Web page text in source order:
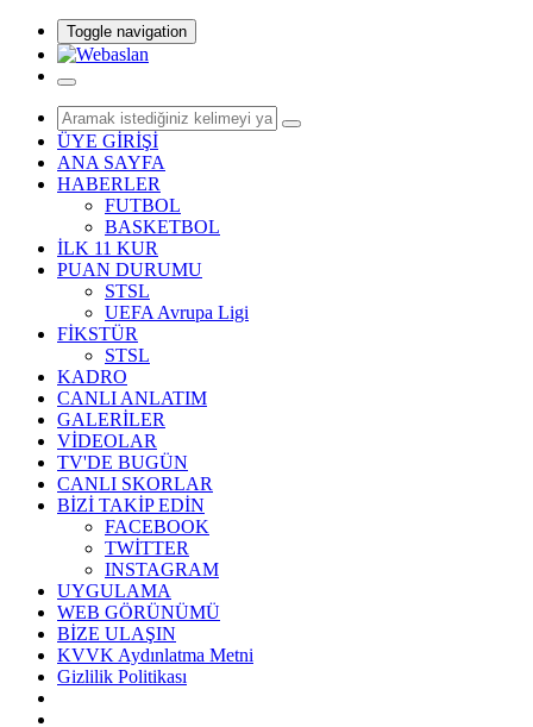
Toggle navigation
ÜYE GİRİŞİ
ANA SAYFA
HABERLER
FUTBOL
BASKETBOL
İLK 11 KUR
PUAN DURUMU
STSL
UEFA Avrupa Ligi
FİKSTÜR
STSL
KADRO
CANLI ANLATIM
GALERİLER
VİDEOLAR
TV'DE BUGÜN
CANLI SKORLAR
BİZİ TAKİP EDİN
FACEBOOK
TWİTTER
INSTAGRAM
UYGULAMA
WEB GÖRÜNÜMÜ
BİZE ULAŞIN
KVVK Aydınlatma Metni
Gizlilik Politikası